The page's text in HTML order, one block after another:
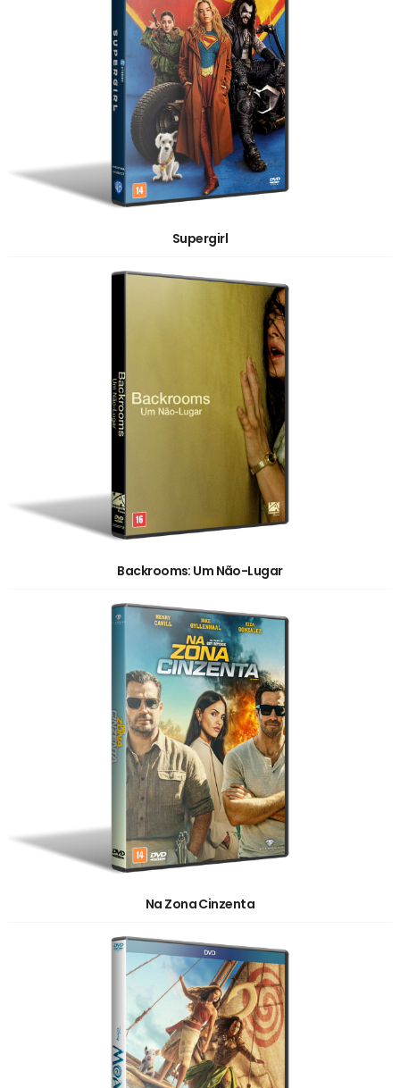
Supergirl
Backrooms: Um Não-Lugar
Na Zona Cinzenta